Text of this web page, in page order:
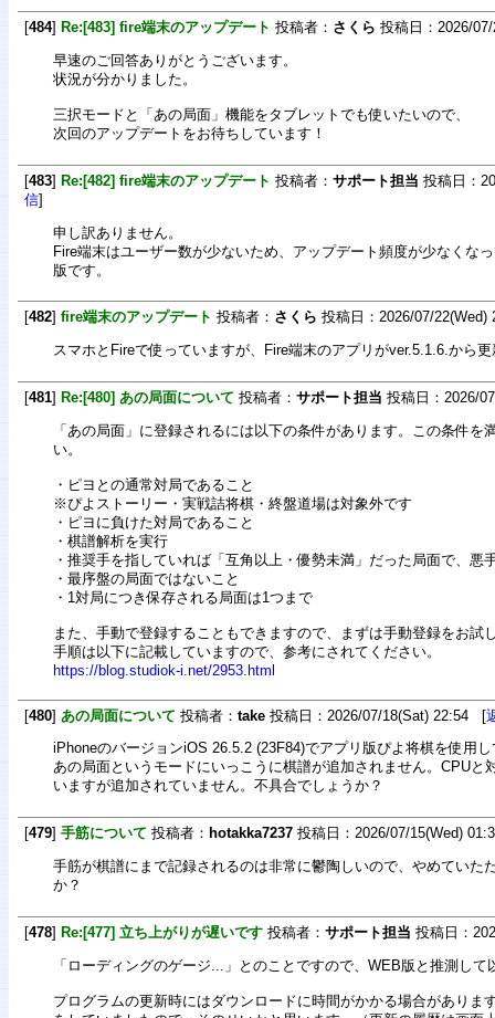
[484] Re:[483] fire端末のアップデート 投稿者： さくら 投稿日：2026/
早速のご回答ありがとうございます。
状況が分かりました。
三択モードと「あの局面」機能をタブレットでも使いたいので、
次回のアップデートをお待ちしています！
[483] Re:[482] fire端末のアップデート 投稿者： サポート担当 投稿日：
信]
申し訳ありません。
Fire端末はユーザー数が少ないため、アップデート頻度が少なくな
版です。
[482] fire端末のアップデート 投稿者： さくら 投稿日：2026/07/
スマホとFireで使っていますが、Fire端末のアプリがver.5.1.6.から
[481] Re:[480] あの局面について 投稿者： サポート担当 投稿日：2026/
「あの局面」に登録されるには以下の条件があります。この条件を
い。
・ピヨとの通常対局であること
※ぴよストーリー・実戦詰将棋・終盤道場は対象外です
・ピヨに負けた対局であること
・棋譜解析を実行
・推奨手を指していれば「互角以上・優勢未満」だった局面で、悪
・最序盤の局面ではないこと
・1対局につき保存される局面は1つまで
また、手動で登録することもできますので、まずは手動登録をお試
手順は以下に記載していますので、参考にされてください。
https://blog.studiok-i.net/2953.html
[480] あの局面について 投稿者： take 投稿日：2026/07/18(Sat) 22:54 [
iPhoneのバージョンiOS 26.5.2 (23F84)でアプリ版ぴよ将棋を使用
あの局面というモードにいっこうに棋譜が追加されません。CPUと
いますが追加されていません。不具合でしょうか？
[479] 手筋について 投稿者： hotakka7237 投稿日：2026/07/15(Wed)
手筋が棋譜にまで記録されるのは非常に鬱陶しいので、やめていた
か？
[478] Re:[477] 立ち上がりが遅いです 投稿者： サポート担当 投稿日：
「ローディングのゲージ...」とのことですので、WEB版と推測して
プログラムの更新時にはダウンロードに時間がかかる場合がありま